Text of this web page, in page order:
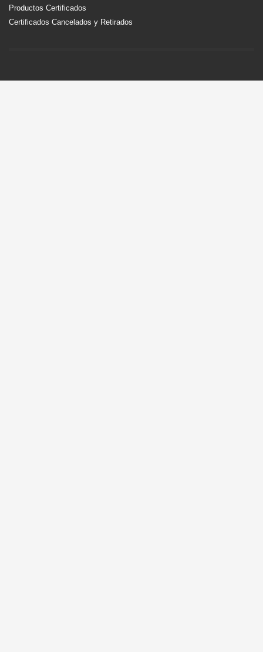
Productos Certificados
Certificados Cancelados y Retirados